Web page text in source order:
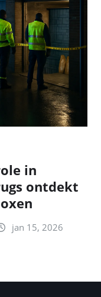
in
ontdekt
jan 15, 2026